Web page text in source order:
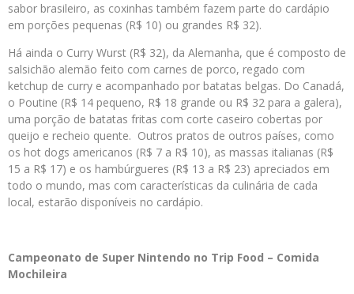
sabor brasileiro, as coxinhas também fazem parte do cardápio
em porções pequenas (R$ 10) ou grandes R$ 32).
Há ainda o Curry Wurst (R$ 32), da Alemanha, que é composto de
salsichão alemão feito com carnes de porco, regado com
ketchup de curry e acompanhado por batatas belgas. Do Canadá,
o Poutine (R$ 14 pequeno, R$ 18 grande ou R$ 32 para a galera),
uma porção de batatas fritas com corte caseiro cobertas por
queijo e recheio quente. Outros pratos de outros países, como
os hot dogs americanos (R$ 7 a R$ 10), as massas italianas (R$
15 a R$ 17) e os hambúrgueres (R$ 13 a R$ 23) apreciados em
todo o mundo, mas com características da culinária de cada
local, estarão disponíveis no cardápio.
Campeonato de Super Nintendo no Trip Food – Comida
Mochileira